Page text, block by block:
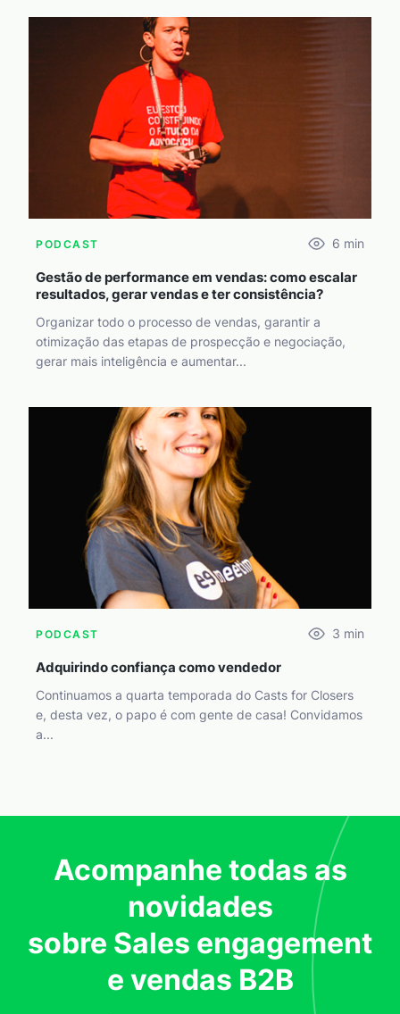
PODCAST 6 min
Gestão de performance em vendas: como escalar
resultados, gerar vendas e ter consistência?
Organizar todo o processo de vendas, garantir a
otimização das etapas de prospecção e negociação,
gerar mais inteligência e aumentar...
PODCAST 3 min
Adquirindo confiança como vendedor
Continuamos a quarta temporada do Casts for Closers
e, desta vez, o papo é com gente de casa! Convidamos
a...
Acompanhe todas as
novidades
sobre Sales engagement
e vendas B2B